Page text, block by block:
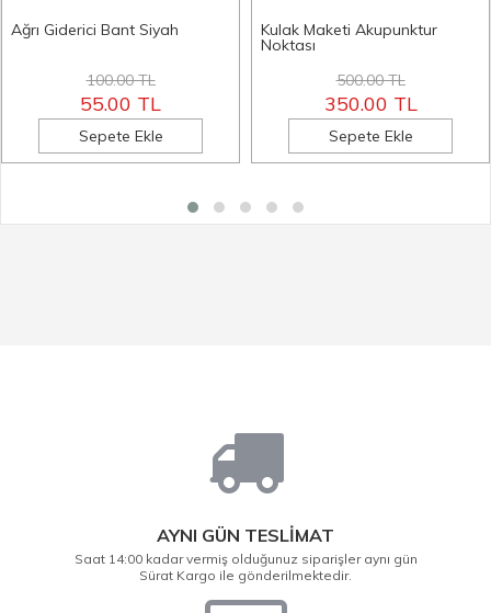
Ağrı Giderici Bant Siyah
100.00 TL
55.00 TL
Sepete Ekle
Kulak Maketi Akupunktur
Noktası
500.00 TL
350.00 TL
Sepete Ekle
AYNI GÜN TESLİMAT
Saat 14:00 kadar vermiş olduğunuz siparişler aynı gün
Sürat Kargo ile gönderilmektedir.